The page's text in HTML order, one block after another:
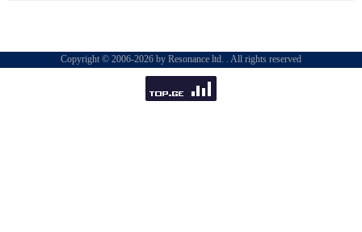
Copyright © 2006-2026 by Resonance ltd. . All rights reserved